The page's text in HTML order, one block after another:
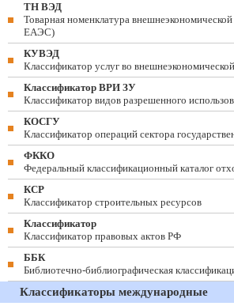
ТН ВЭД
Товарная номенклатура
ЕАЭС)
КУВЭД
Классификатор услуг во
Классификатор ВРИ ЗУ
Классификатор видов разрешенного
КОСГУ
Классификатор операций сектора
ФККО
Федеральный классификационный каталог
КСР
Классификатор строительных ресурсов
Классификатор
Классификатор правовых актов РФ
ББК
Библиотечно-библиографическая
Классификаторы международные